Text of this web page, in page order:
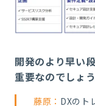
開発のより早い
重要なのでしょ
藤原： DXのト